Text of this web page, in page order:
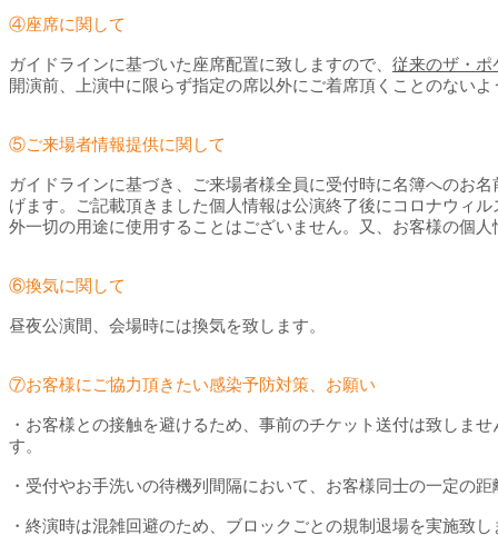
④座席に関して
ガイドラインに基づいた座席配置に致しますので、 従来のザ・ポ
開演前、上演中に限らず指定の席以外にご着席頂くことのない
⑤ご来場者情報提供に関して
ガイドラインに基づき、ご来場者様全員に受付時に名簿へのお
げます。ご記載頂きました個人情報は公演終了後にコロナウィ
外一切の用途に使用することはございません。又、お客様の個
⑥換気に関して
昼夜公演間、会場時には換気を致します。
⑦お客様にご協力頂きたい感染予防対策、お願い
・お客様との接触を避けるため、事前のチケット送付は致しま
す。
・受付やお手洗いの待機列間隔において、お客様同士の一定の
・終演時は混雑回避のため、ブロックごとの規制退場を実施致